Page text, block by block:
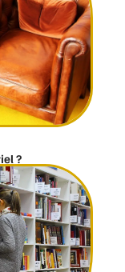
?